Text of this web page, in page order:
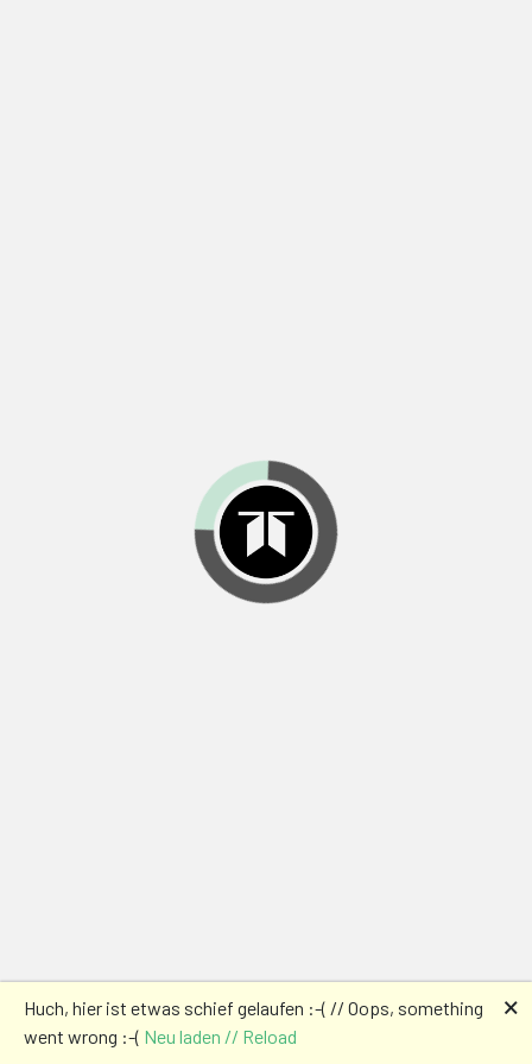
Huch, hier ist etwas schief gelaufen :-( // Oops, something
went wrong :-( Neu laden // Reload
🗙